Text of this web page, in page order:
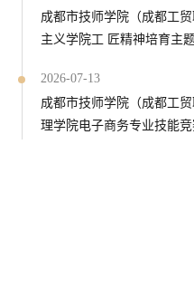
成都市技师学院（成都工
主义学院工 匠精神培育主
2026-07-13
成都市技师学院（成都工
理学院电子商务专业技能